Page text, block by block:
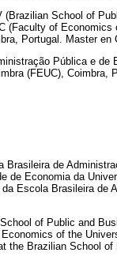
School of
(Faculty of
Portugal. Master en
Pública e
(FEUC), Coimbra,
Brasileira de
de Economia da
Escola Brasileira
of Public and
of the
the Brazilian School